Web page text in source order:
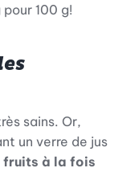
100 g!
sains. Or,
un verre de jus
fruits à la fois